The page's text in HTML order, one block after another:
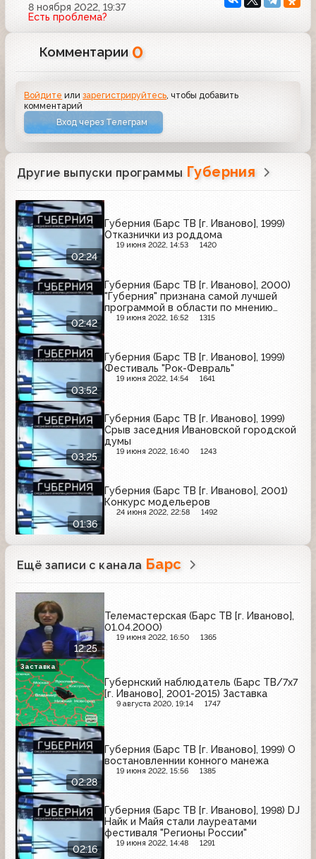
8 ноября 2022, 19:37
Есть проблема?
Комментарии 0
Войдите илизарегистрируйтесь , чтобы добавить
комментарий
Вход через Телеграм
Другие выпуски программы Губерния
02:24
Губерния (Барс ТВ [г. Иваново], 1999)
Отказнички из роддома
19 июня 2022, 14:53 1420
02:42
Губерния (Барс ТВ [г. Иваново], 2000)
"Губерния" признана самой лучшей
программой в области по мнению
зрителей
19 июня 2022, 16:52 1315
03:52
Губерния (Барс ТВ [г. Иваново], 1999)
Фестиваль "Рок-Февраль"
19 июня 2022, 14:54 1641
03:25
Губерния (Барс ТВ [г. Иваново], 1999)
Срыв заседния Ивановской городской
думы
19 июня 2022, 16:40 1243
01:36
Губерния (Барс ТВ [г. Иваново], 2001)
Конкурс модельеров
24 июня 2022, 22:58 1492
Ещё записи с канала Барс
12:25
Телемастерская (Барс ТВ [г. Иваново],
01.04.2000)
19 июня 2022, 16:50 1365
Губернский наблюдатель (Барс ТВ/7х7
[г. Иваново], 2001-2015) Заставка
9 августа 2020, 19:14 1747
Заставка
02:28
Губерния (Барс ТВ [г. Иваново], 1999) О
востановленнии конного манежа
19 июня 2022, 15:56 1385
02:16
Губерния (Барс ТВ [г. Иваново], 1998) DJ
Найк и Майя стали лауреатами
фестиваля "Регионы России"
19 июня 2022, 14:48 1291